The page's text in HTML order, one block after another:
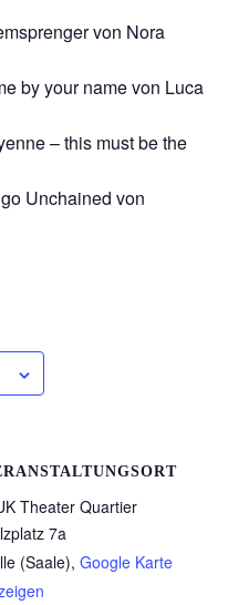
von Nora
by your name von Luca
– this must be the
Unchained von
Theater Quartier
7a
(Saale), Google Karte